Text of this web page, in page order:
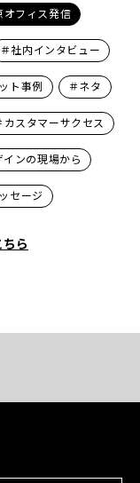
オフィス発信
＃社内インタビュー
ト事例 ＃ネタ
カスタマーサクセス
ンの現場から
セージ
ら